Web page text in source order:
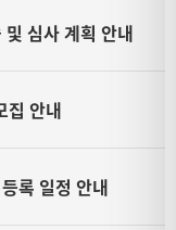
심사 계획 안내
집 안내
록 일정 안내